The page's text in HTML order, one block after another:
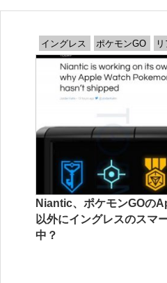
イングレス ポケモンGO
Niantic、ポケモンGOの
以外にイングレスのスマ
中？